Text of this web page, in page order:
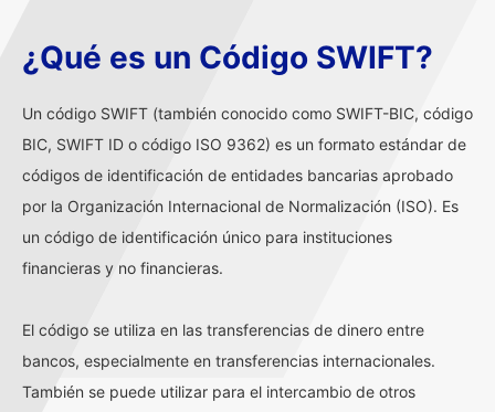
¿Qué es un Código SWIFT?
Un código SWIFT (también conocido como SWIFT-BIC, código
BIC, SWIFT ID o código ISO 9362) es un formato estándar de
códigos de identificación de entidades bancarias aprobado
por la Organización Internacional de Normalización (ISO). Es
un código de identificación único para instituciones
financieras y no financieras.
El código se utiliza en las transferencias de dinero entre
bancos, especialmente en transferencias internacionales.
También se puede utilizar para el intercambio de otros